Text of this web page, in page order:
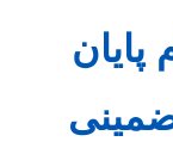
پایان